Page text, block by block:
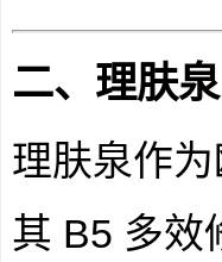
二、理肤
理肤泉作
其 B5 多效